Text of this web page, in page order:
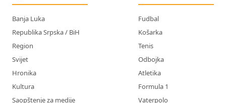
Banja Luka
Republika Srpska / BiH
Region
Svijet
Hronika
Kultura
Saopštenje za medije
Fudbal
Košarka
Tenis
Odbojka
Atletika
Formula 1
Vaterpolo